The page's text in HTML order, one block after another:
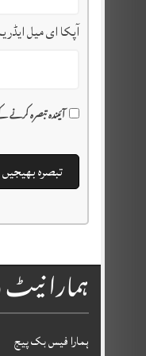
آپکا ای میل
آئیندہ تبصرہ
ہمارا
ہمارا فیس بک پیج